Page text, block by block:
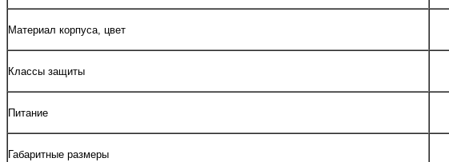
Материал корпуса, цвет
Классы защиты
Питание
Габаритные размеры